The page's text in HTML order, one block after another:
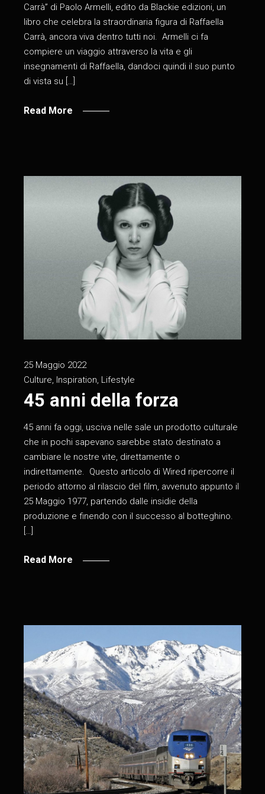
Carrà” di Paolo Armelli, edito da Blackie edizioni, un
libro che celebra la straordinaria figura di Raffaella
Carrà, ancora viva dentro tutti noi. Armelli ci fa
compiere un viaggio attraverso la vita e gli
insegnamenti di Raffaella, dandoci quindi il suo punto
di vista su […]
Read More
25 Maggio 2022
Culture, Inspiration, Lifestyle
45 anni della forza
45 anni fa oggi, usciva nelle sale un prodotto culturale
che in pochi sapevano sarebbe stato destinato a
cambiare le nostre vite, direttamente o
indirettamente. Questo articolo di Wired ripercorre il
periodo attorno al rilascio del film, avvenuto appunto il
25 Maggio 1977, partendo dalle insidie della
produzione e finendo con il successo al botteghino.
[…]
Read More